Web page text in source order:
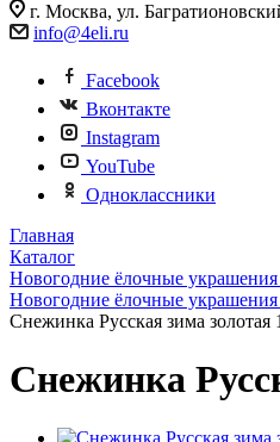
г. Москва, ул.
info@4eli.ru
Facebook
Вконтакте
Instagram
YouTube
Одноклассники
Главная
Каталог
Новогодние ёлочные
Новогодние ёлочные
Снежинка Русская зима золотая
Снежинка